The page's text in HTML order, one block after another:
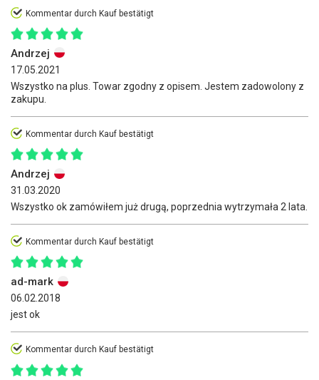
Kommentar durch Kauf bestätigt
Andrzej
17.05.2021
Wszystko na plus. Towar zgodny z opisem. Jestem zadowolony z
zakupu.
Kommentar durch Kauf bestätigt
Andrzej
31.03.2020
Wszystko ok zamówiłem już drugą, poprzednia wytrzymała 2 lata.
Kommentar durch Kauf bestätigt
ad-mark
06.02.2018
jest ok
Kommentar durch Kauf bestätigt